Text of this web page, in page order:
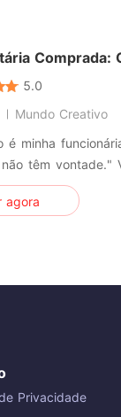
Comprada:
5.0
Mundo Creativo
é minha
Valeria de la Vega tinha tudo:
ilustre,
Mas, em
agora
Privacidade